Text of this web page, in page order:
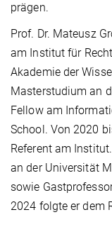
prägen.
Prof. Dr. Mateusz
am Institut für
Akademie der
Masterstudium an
Fellow am
School. Von 2020
Referent am
an der Universität
sowie
2024 folgte er dem